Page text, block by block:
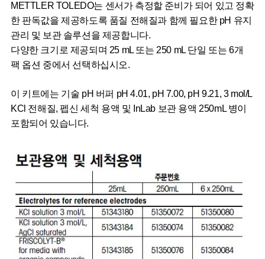
METTLER TOLEDO는 센서가 측정할 준비가 되어 있고 정확
한 판독값을 제공하도록 품질 전해질과 함께 필요한 pH 유지
관리 및 보관 솔루션을 제공합니다.
다양한 크기로 제공되며 25 mL 또는 250 mL 단일 또는 6개
팩 옵션 중에서 선택하십시오.
이 키트에는 기술 pH 버퍼 pH 4.01, pH 7.00, pH 9.21, 3 mol/L
KCl 전해질, 펩신 세척 용액 및 InLab 보관 용액 250mL 병이
포함되어 있습니다.